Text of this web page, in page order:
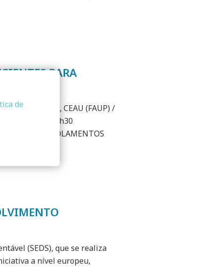
PARA
do Vale, CEAU (FAUP) /
17h20 – 18h30
AMORIM ISOLAMENTOS
(SEDS), que se realiza
a nível europeu,
de